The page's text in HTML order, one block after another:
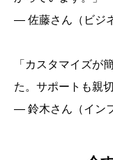
— 佐藤さん（ビジ
「カスタマイズが
た。サポートも親
— 鈴木さん（イン